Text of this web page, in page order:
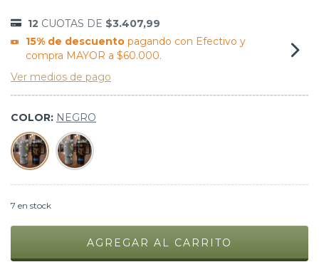
12 CUOTAS DE $3.407,99
15% de descuentopagando con Efectivo y
compra MAYOR a $60.000.
Ver medios de pago
COLOR: NEGRO
7 en stock